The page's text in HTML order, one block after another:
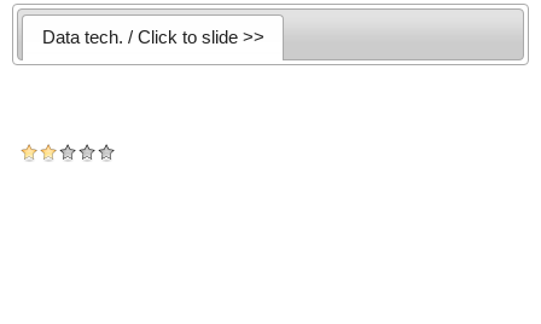
Data tech. / Click to slide >>